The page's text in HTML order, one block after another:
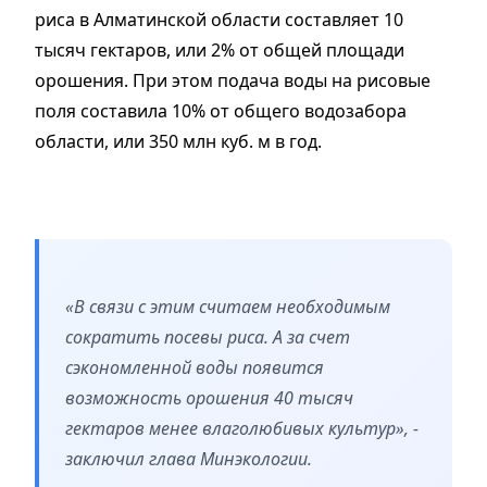
риса в Алматинской области составляет 10
тысяч гектаров, или 2% от общей площади
орошения. При этом подача воды на рисовые
поля составила 10% от общего водозабора
области, или 350 млн куб. м в год.
«В связи с этим считаем необходимым
сократить посевы риса. А за счет
сэкономленной воды появится
возможность орошения 40 тысяч
гектаров менее влаголюбивых культур», -
заключил глава Минэкологии.